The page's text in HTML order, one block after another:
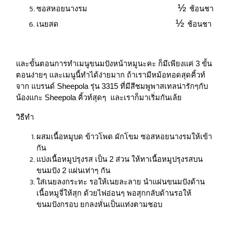
ซอสหอยนางรม
½ ช้อนชา
เนยสด
½ ช้อนชา
และขั้นตอนการทำเมนูขนมปังหน้าหมูนะคะ ก็มีเพียงแค่ 3 ขั้น
ตอนง่ายๆ และเมนูนี้ทำได้ง่ายมาก ถ้าเรามีหม้อทอดสุดคิ้วท์
จาก แบรนด์ Sheepola รุ่น 3315 ที่มีสีชมพูพาสเทลน่ารักๆกับ
น้องแกะ Sheepola คิ้วท์สุดๆ และเราก็มาเริ่มกันเล้ย
วิธีทำ
ผสมเนื้อหมูบด ข้าวโพด ผักโขม ซอสหอยนางรมให้เข้า
กัน
แบ่งเนื้อหมูปรุงรส เป็น 2 ส่วน ให้ทาเนื้อหมูปรุงรสบน
ขนมปัง 2 แผ่นเท่าๆ กัน
ใส่เนยลงกระทะ รอให้เนยละลาย นำแผ่นขนมปังด้าน
เนื้อหมูจี่ให้สุก ด้วยไฟอ่อนๆ พอสุกกลับด้านรอให้
ขนมปังกรอบ ยกลงหั่นเป็นแท่งตามชอบ